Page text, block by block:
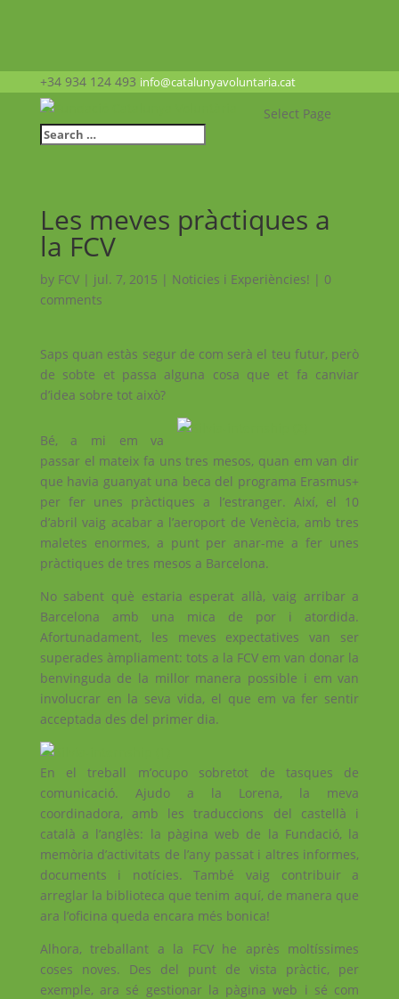
+34 934 124 493 info@catalunyavoluntaria.cat
Select Page
Les meves pràctiques a
la FCV
by FCV| jul. 7, 2015 | Noticies i Experiències! | 0
comments
Saps quan estàs segur de com serà el teu futur, però
de sobte et passa alguna cosa que et fa canviar
d’idea sobre tot això?
Bé, a mi em va
passar el mateix fa uns tres mesos, quan em van dir
que havia guanyat una beca del programa Erasmus+
per fer unes pràctiques a l’estranger. Així, el 10
d’abril vaig acabar a l’aeroport de Venècia, amb tres
maletes enormes, a punt per anar-me a fer unes
pràctiques de tres mesos a Barcelona.
No sabent què estaria esperat allà, vaig arribar a
Barcelona amb una mica de por i atordida.
Afortunadament, les meves expectatives van ser
superades àmpliament: tots a la FCV em van donar la
benvinguda de la millor manera possible i em van
involucrar en la seva vida, el que em va fer sentir
acceptada des del primer dia.
En el treball m’ocupo sobretot de tasques de
comunicació. Ajudo a la Lorena, la meva
coordinadora, amb les traduccions del castellà i
català a l’anglès: la pàgina web de la Fundació, la
memòria d’activitats de l’any passat i altres informes,
documents i notícies. També vaig contribuir a
arreglar la biblioteca que tenim aquí, de manera que
ara l’oficina queda encara més bonica!
Alhora, treballant a la FCV he après moltíssimes
coses noves. Des del punt de vista pràctic, per
exemple, ara sé gestionar la pàgina web i sé com